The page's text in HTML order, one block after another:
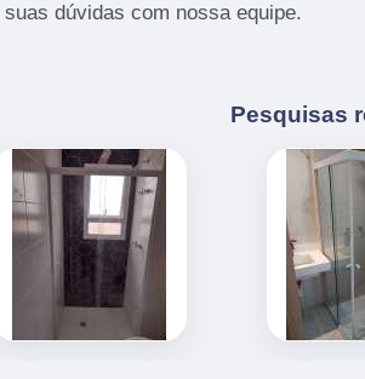
dúvidas com nossa equipe.
Pesquisas